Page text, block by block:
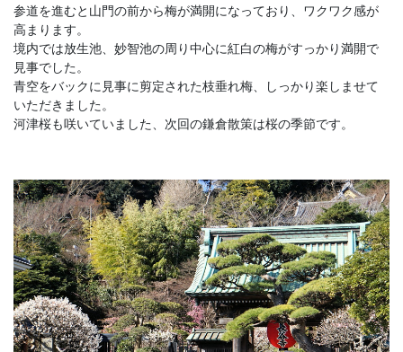
参道を進むと山門の前から梅が満開になっており、ワクワク感が
高まります。
境内では放生池、妙智池の周り中心に紅白の梅がすっかり満開で
見事でした。
青空をバックに見事に剪定された枝垂れ梅、しっかり楽しませて
いただきました。
河津桜も咲いていました、次回の鎌倉散策は桜の季節です。